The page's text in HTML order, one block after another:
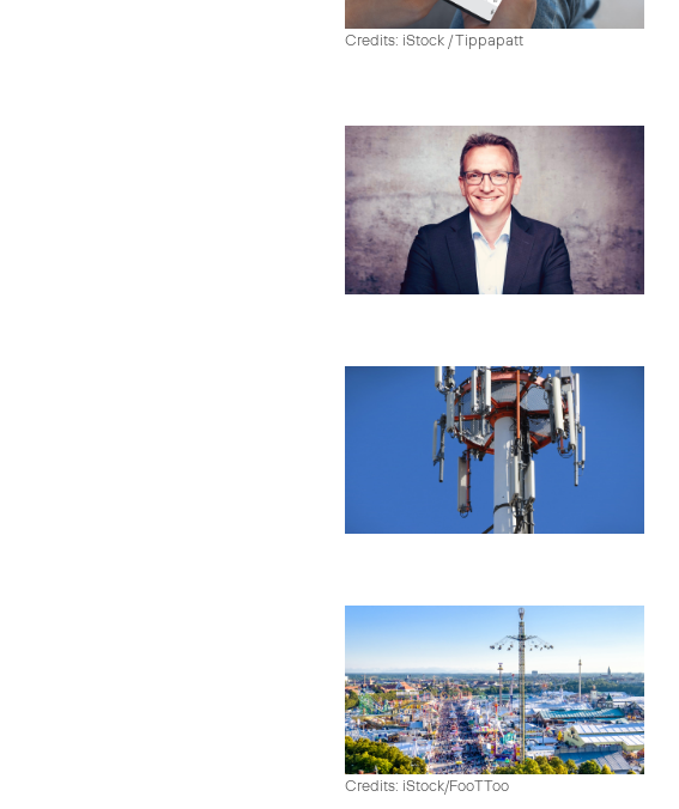
Credits: iStock / Tippapatt
Credits: iStock/FooTToo